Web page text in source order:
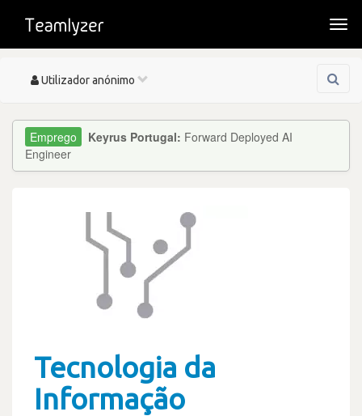
Toggle
Utilizador anónimo
Keyrus Portugal: Forward Deployed AI
Engineer
Tecnologia da
Informação